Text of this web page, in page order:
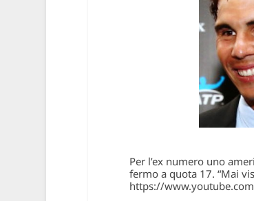
Per l’ex numero uno
fermo a quota 17. “Mai
https://